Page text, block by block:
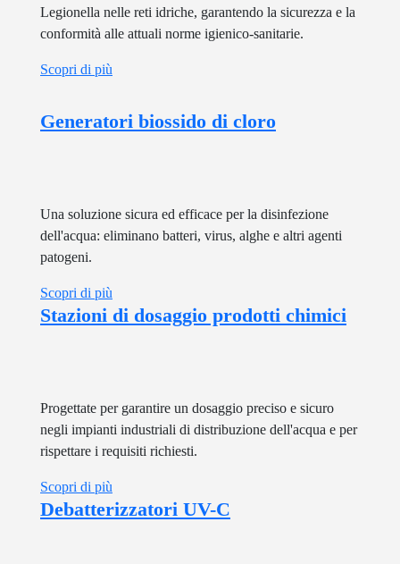
Legionella nelle reti idriche, garantendo la sicurezza e la
conformità alle attuali norme igienico-sanitarie.
Scopri di più
Generatori biossido di cloro
Una soluzione sicura ed efficace per la disinfezione
dell'acqua: eliminano batteri, virus, alghe e altri agenti
patogeni.
Scopri di più
Stazioni di dosaggio prodotti chimici
Progettate per garantire un dosaggio preciso e sicuro
negli impianti industriali di distribuzione dell'acqua e per
rispettare i requisiti richiesti.
Scopri di più
Debatterizzatori UV-C